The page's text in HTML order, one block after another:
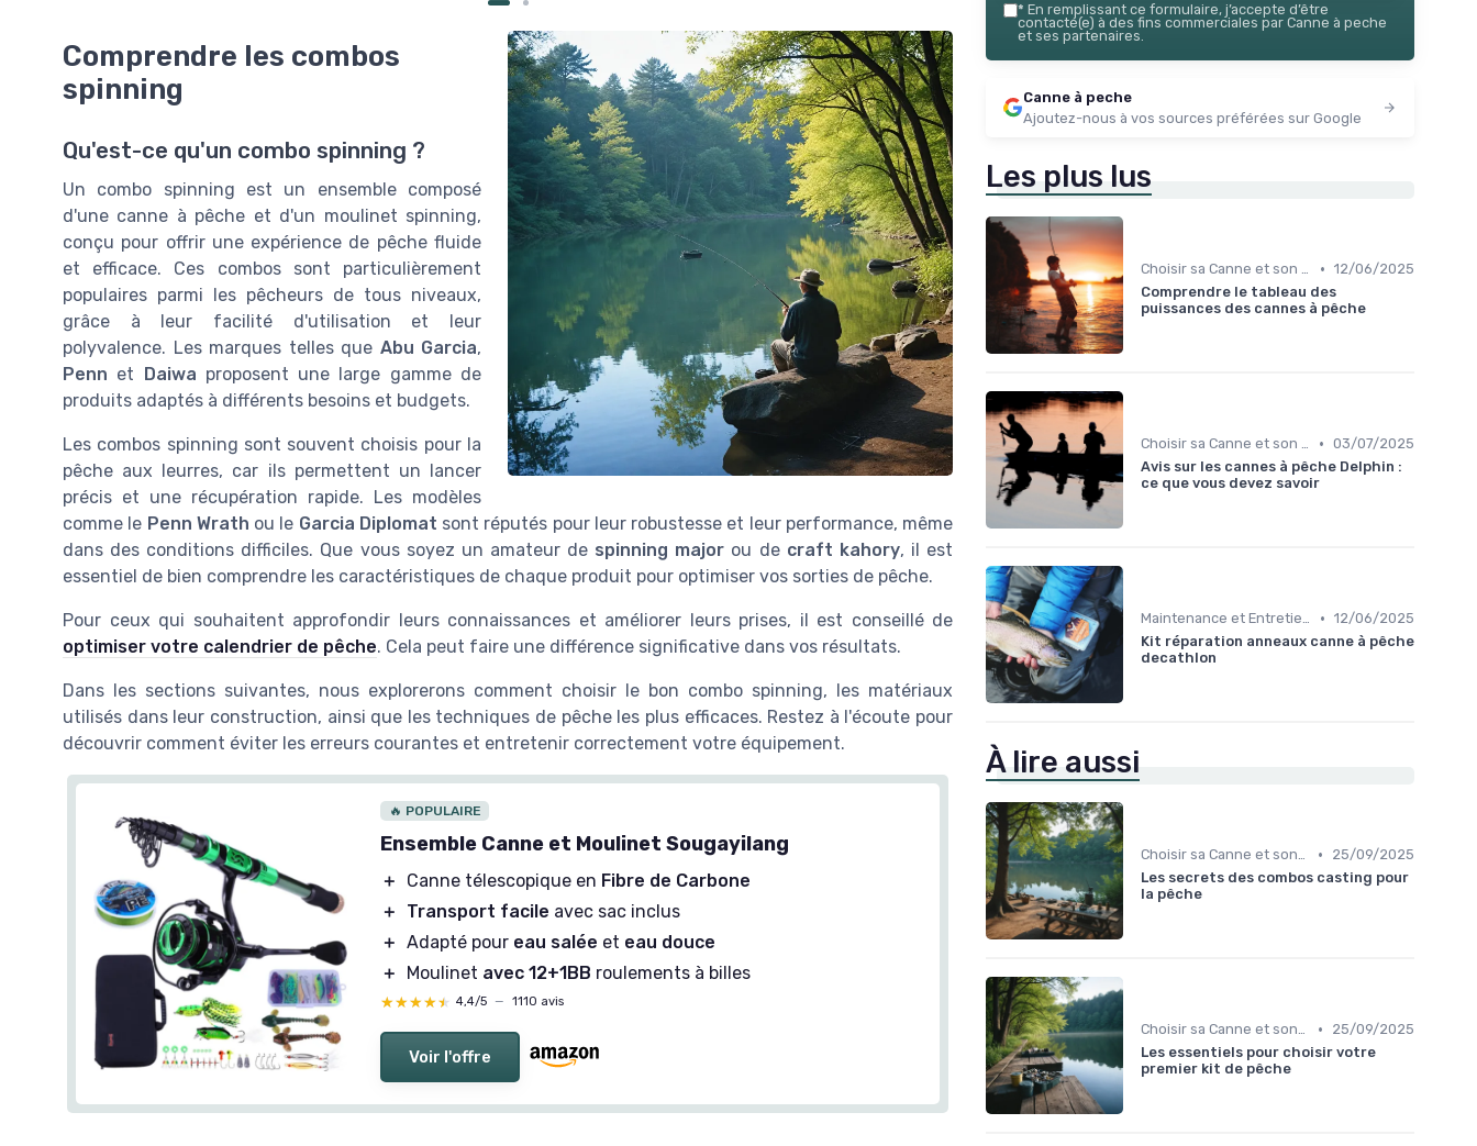
Comprendre les combos
spinning
Qu'est-ce qu'un combo spinning ?
Un combo spinning est un ensemble composé
d'une canne à pêche et d'un moulinet spinning,
conçu pour offrir une expérience de pêche fluide
et efficace. Ces combos sont particulièrement
populaires parmi les pêcheurs de tous niveaux,
grâce à leur facilité d'utilisation et leur
polyvalence. Les marques telles que Abu Garcia,
Penn et Daiwa proposent une large gamme de
produits adaptés à différents besoins et budgets.
Les combos spinning sont souvent choisis pour la
pêche aux leurres, car ils permettent un lancer
précis et une récupération rapide. Les modèles
comme le Penn Wrath ou le Garcia Diplomat sont réputés pour leur robustesse et leur performance, même
dans des conditions difficiles. Que vous soyez un amateur de spinning major ou de craft kahory, il est
essentiel de bien comprendre les caractéristiques de chaque produit pour optimiser vos sorties de pêche.
Pour ceux qui souhaitent approfondir leurs connaissances et améliorer leurs prises, il est conseillé de
optimiser votre calendrier de pêche. Cela peut faire une différence significative dans vos résultats.
Dans les sections suivantes, nous explorerons comment choisir le bon combo spinning, les matériaux
utilisés dans leur construction, ainsi que les techniques de pêche les plus efficaces. Restez à l'écoute pour
découvrir comment éviter les erreurs courantes et entretenir correctement votre équipement.
🔥 POPULAIRE
Ensemble Canne et Moulinet Sougayilang
＋ Canne télescopique en Fibre de Carbone
＋
Transport facile avec sac inclus
＋ Adapté pour eau salée et eau douce
＋
Moulinet avec 12+1BB roulements à billes
★★★★★
★★★★★ 4,4/5 — 1110 avis
Voir l'offre
* En remplissant ce formulaire, j’accepte d’être
contacté(e) à des fins commerciales par Canne à peche
et ses partenaires.
Canne à peche
Ajoutez-nous à vos sources préférées sur Google
Les plus lus
Choisir sa Canne et son Équipement • 12/06/2025
Comprendre le tableau des
puissances des cannes à pêche
Choisir sa Canne et son Équipement • 03/07/2025
Avis sur les cannes à pêche Delphin :
ce que vous devez savoir
Maintenance et Entretien • 12/06/2025
Kit réparation anneaux canne à pêche
decathlon
À lire aussi
Choisir sa Canne et son Équipement •
25/09/2025
Les secrets des combos casting pour
la pêche
Choisir sa Canne et son Équipement •
25/09/2025
Les essentiels pour choisir votre
premier kit de pêche